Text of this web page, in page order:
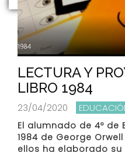
LECTURA Y
LIBRO 1984
23/04/2020
El alumnado de 4º de
1984 de George
ellos ha elaborado